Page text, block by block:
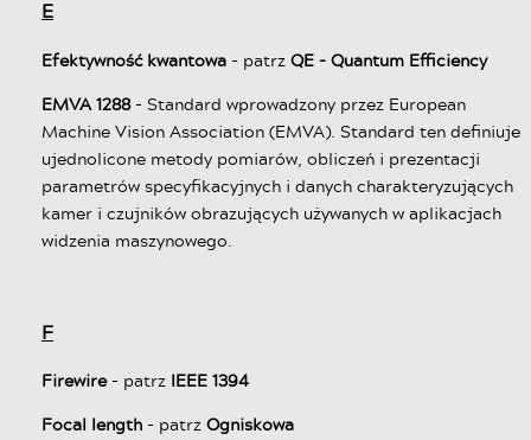
E
Efektywność kwantowa- patrzQE - Quantum Efficiency
EMVA 1288- Standard wprowadzony przez European
Machine Vision Association (EMVA). Standard ten definiuje
ujednolicone metody pomiarów, obliczeń i prezentacji
parametrów specyfikacyjnych i danych charakteryzujących
kamer i czujników obrazujących używanych w aplikacjach
widzenia maszynowego.
F
Firewire- patrz IEEE 1394
Focal length- patrzOgniskowa